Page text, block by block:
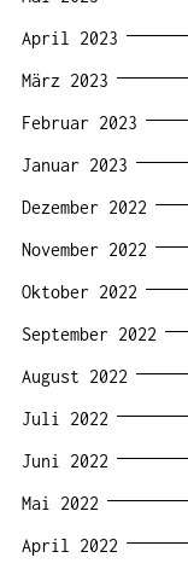
April 2023
März 2023
Februar 2023
Januar 2023
Dezember 2022
November 2022
Oktober 2022
September 2022
August 2022
Juli 2022
Juni 2022
Mai 2022
April 2022